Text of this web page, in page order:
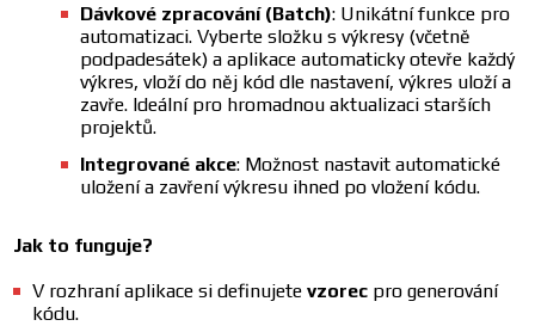
Dávkové zpracování (Batch): Unikátní funkce pro
automatizaci. Vyberte složku s výkresy (včetně
podpadesátek) a aplikace automaticky otevře každý
výkres, vloží do něj kód dle nastavení, výkres uloží a
zavře. Ideální pro hromadnou aktualizaci starších
projektů.
Integrované akce: Možnost nastavit automatické
uložení a zavření výkresu ihned po vložení kódu.
Jak to funguje?
V rozhraní aplikace si definujetevzorec pro generování
kódu.